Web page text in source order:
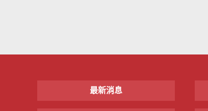
最新消息